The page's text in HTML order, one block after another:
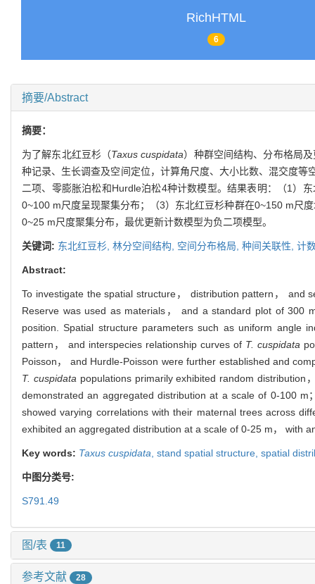
RichHTML
6
摘要/Abstract
摘要：
为了解东北红豆杉（Taxus cuspidata）种群空间结构、分布格局
种记录、生长调查及空间定位，计算角尺度、大小比数、混交度
二项、零膨胀泊松和Hurdle泊松4种计数模型。结果表明：（1）
0~100 m尺度呈现聚集分布；（3）东北红豆杉种群在0~150 m尺
0~25 m尺度聚集分布，最优更新计数模型为负二项模型。
关键词: 东北红豆杉, 林分空间结构, 空间分布格局, 种间关联性, 计
Abstract:
To investigate the spatial structure， distribution pattern， and
Reserve was used as materials， and a standard plot of 300
position. Spatial structure parameters such as uniform angle
pattern， and interspecies relationship curves of T. cuspidata
Poisson， and Hurdle-Poisson were further established and
T. cuspidata populations primarily exhibited random
demonstrated an aggregated distribution at a scale of 0-100
showed varying correlations with their maternal trees across
exhibited an aggregated distribution at a scale of 0-25 m， with
Key words: Taxus cuspidata stand spatial structure, spatial
中图分类号:
S791.49
图/表 11
参考文献 28